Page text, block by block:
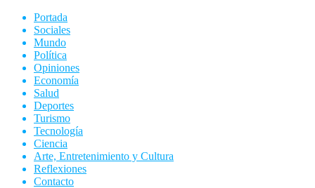
Portada
Sociales
Mundo
Política
Opiniones
Economía
Salud
Deportes
Turismo
Tecnología
Ciencia
Arte, Entretenimiento y Cultura
Reflexiones
Contacto